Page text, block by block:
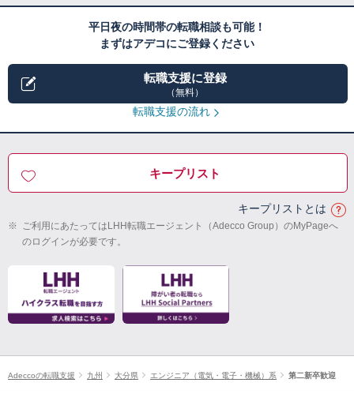
平日夜の時間帯の転職相談も可能！
まずはアデコにご登録ください
転職支援に登録
（無料）
転職支援の流れ
キープリスト
キープリストとは
※ ご利用にあたってはLHH転職エージェント（Adecco Group）のMyPageへ
のログインが必要です。
Adeccoの転職支援 九州 大分県 エンジニア（電気・電子・機械）系 第二新卒歓迎